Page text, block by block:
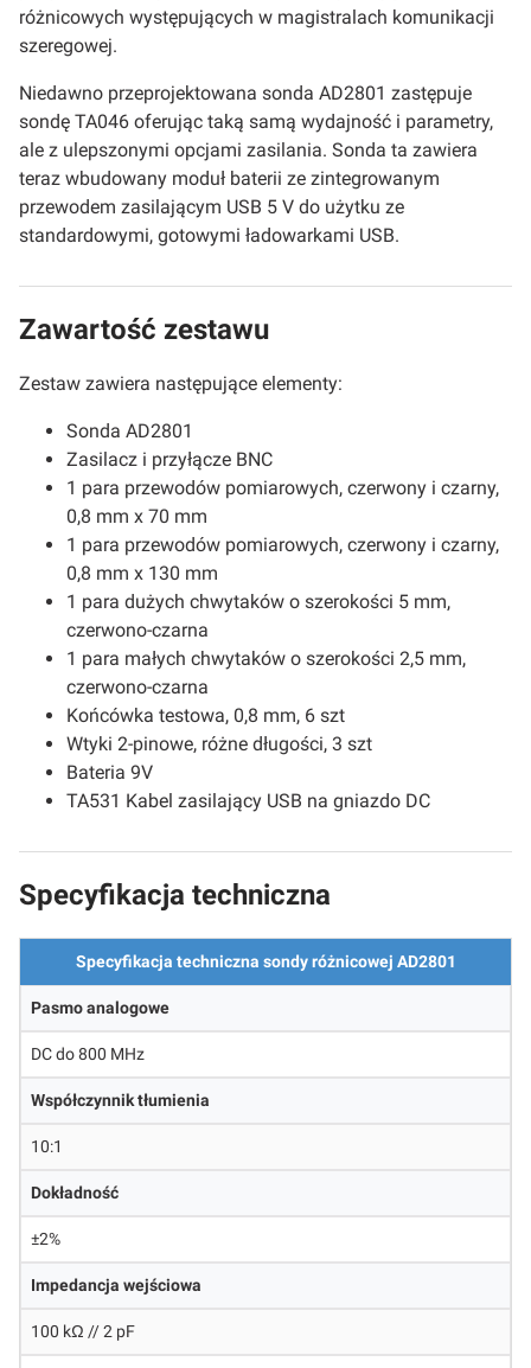
różnicowych występujących w magistralach komunikacji
szeregowej.
Niedawno przeprojektowana sonda AD2801 zastępuje
sondę TA046 oferując taką samą wydajność i parametry,
ale z ulepszonymi opcjami zasilania. Sonda ta zawiera
teraz wbudowany moduł baterii ze zintegrowanym
przewodem zasilającym USB 5 V do użytku ze
standardowymi, gotowymi ładowarkami USB.
Zawartość zestawu
Zestaw zawiera następujące elementy:
Sonda AD2801
Zasilacz i przyłącze BNC
1 para przewodów pomiarowych, czerwony i czarny,
0,8 mm x 70 mm
1 para przewodów pomiarowych, czerwony i czarny,
0,8 mm x 130 mm
1 para dużych chwytaków o szerokości 5 mm,
czerwono-czarna
1 para małych chwytaków o szerokości 2,5 mm,
czerwono-czarna
Końcówka testowa, 0,8 mm, 6 szt
Wtyki 2-pinowe, różne długości, 3 szt
Bateria 9V
TA531 Kabel zasilający USB na gniazdo DC
Specyfikacja techniczna
Specyfikacja techniczna sondy różnicowej AD2801
Pasmo analogowe
DC do 800 MHz
Współczynnik tłumienia
10:1
Dokładność
±2%
Impedancja wejściowa
100 kΩ // 2 pF